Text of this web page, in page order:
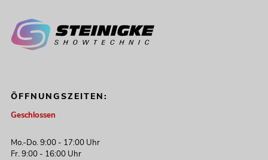
ÖFFNUNGSZEITEN:
Geschlossen
Mo.-Do. 9:00 - 17:00 Uhr
Fr. 9:00 - 16:00 Uhr